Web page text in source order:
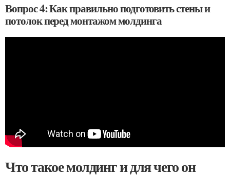
Вопрос 4: Как правильно подготовить стены и
потолок перед монтажом молдинга
Что такое молдинг и для чего он